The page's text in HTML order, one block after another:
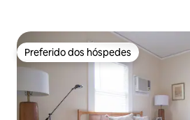
Preferido dos hóspedes
Preferido dos hóspedes